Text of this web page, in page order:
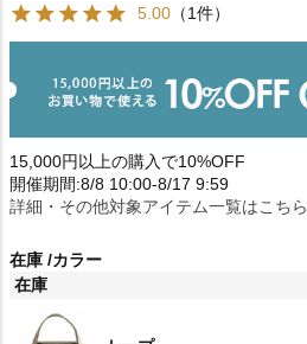
5.00 （1件）
15,000円以上の購入で10%OFF
開催期間:8/8 10:00-8/17 9:59
詳細・その他対象アイテム一覧はこちら
在庫 カラー
在庫